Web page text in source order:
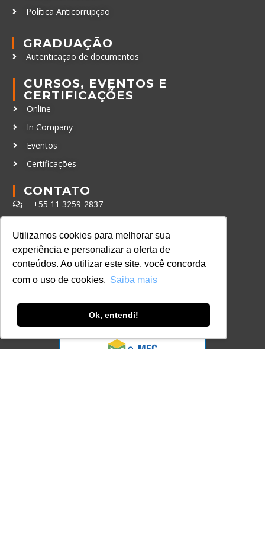
Utilizamos cookies para melhorar sua
experiência e personalizar a oferta de
conteúdos. Ao utilizar este site, você concorda
com o uso de cookies. Saiba mais
Ok, entendi!
Política Anticorrupção
GRADUAÇÃO
Autenticação de documentos
CURSOS, EVENTOS E
CERTIFICAÇÕES
Online
In Company
Eventos
Certificações
CONTATO
+55 11 3259-2837
contato@lec.com.br
Ferramenta Antifraude
Consulte aqui o cadastro da Instituição no